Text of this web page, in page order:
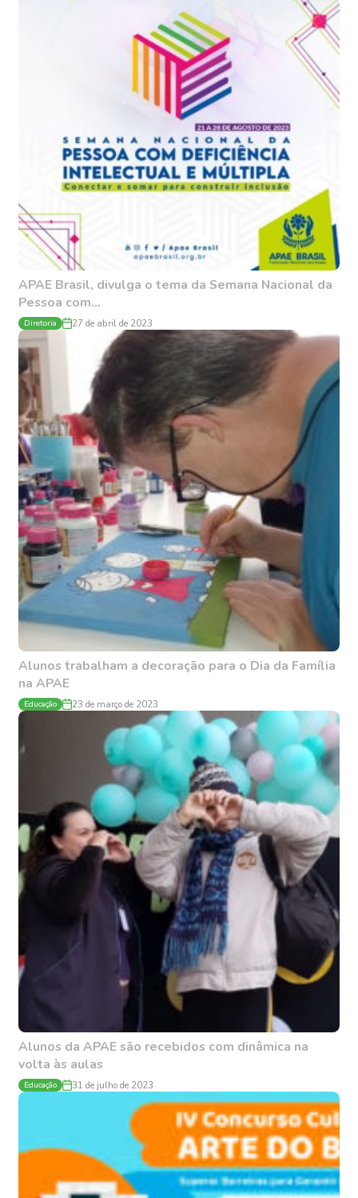
APAE Brasil, divulga o tema da Semana Nacional da
Pessoa com...
Diretoria 27 de abril de 2023
Alunos trabalham a decoração para o Dia da Família
na APAE
Educação 23 de março de 2023
Alunos da APAE são recebidos com dinâmica na
volta às aulas
Educação 31 de julho de 2023